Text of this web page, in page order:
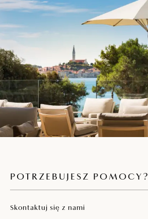
POTRZEBUJESZ POMOCY?
Skontaktuj się z nami